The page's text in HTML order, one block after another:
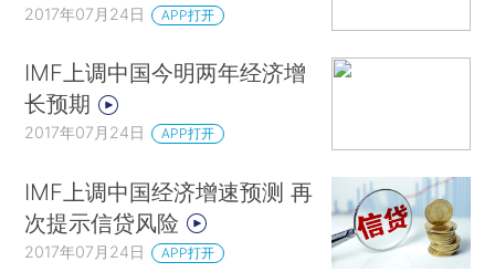
2017年07月24日 APP打开
IMF上调中国今明两年经济增
长预期
2017年07月24日 APP打开
IMF上调中国经济增速预测 再
次提示信贷风险
2017年07月24日 APP打开